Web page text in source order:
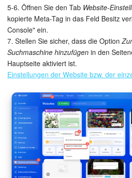
5-6. Öffnen Sie den Tab Website-
kopierte Meta-Tag in das Feld Besitz
Console" ein.
7. Stellen Sie sicher, dass die Option
Suchmaschine hinzufügen in den
Hauptseite aktiviert ist.
Einstellungen der Website bzw. der